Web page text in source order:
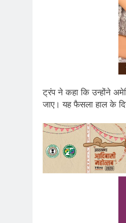
ट्रंप ने कहा कि उन्होंने
जाए। यह फैसला हाल के